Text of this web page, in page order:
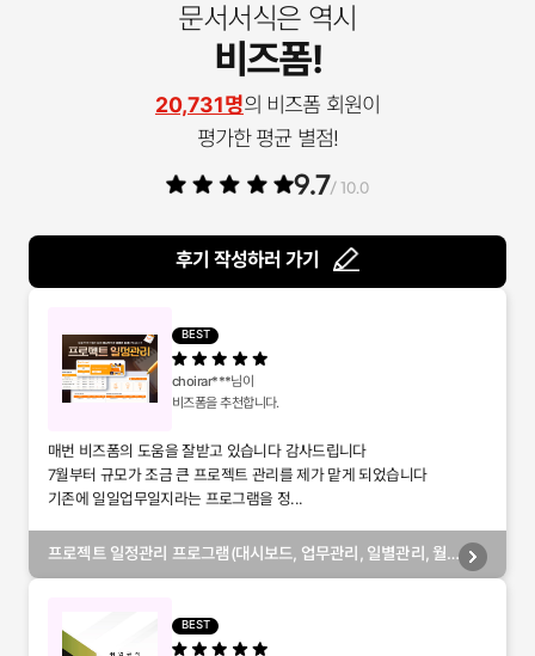
문서서식은 역시
비즈폼!
20,731명의 비즈폼 회원이
평가한 평균 별점!
9.7/ 10.0
후기 작성하러 가기
BEST
choirar***님이
비즈폼을 추천합니다.
매번 비즈폼의 도움을 잘받고 있습니다 감사드립니다
7월부터 규모가 조금 큰 프로젝트 관리를 제가 맡게 되었습니다
기존에 일일업무일지라는 프로그램을 정...
프로젝트 일정관리 프로그램(대시보드, 업무관리, 일별관리, 월
BEST